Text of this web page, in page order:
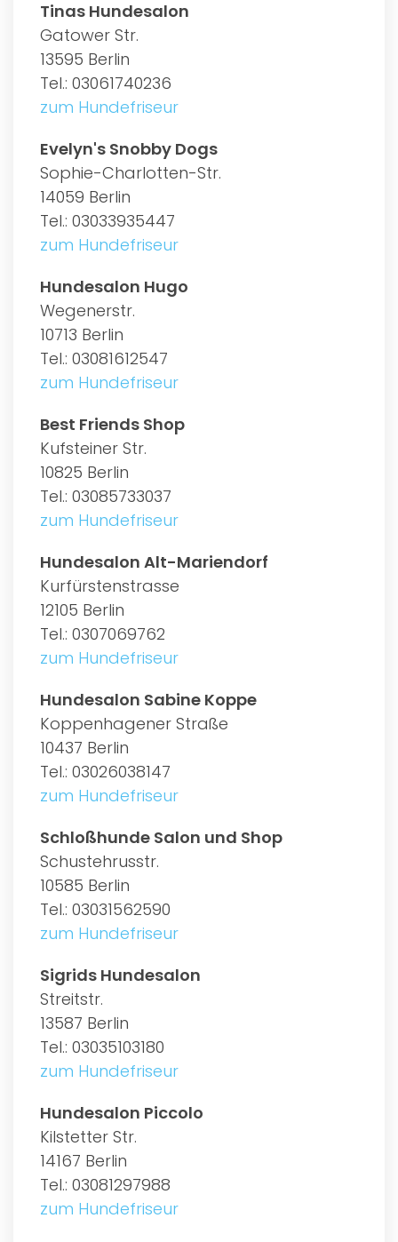
Tinas Hundesalon
Gatower Str.
13595 Berlin
Tel.: 03061740236
zum Hundefriseur
Evelyn's Snobby Dogs
Sophie-Charlotten-Str.
14059 Berlin
Tel.: 03033935447
zum Hundefriseur
Hundesalon Hugo
Wegenerstr.
10713 Berlin
Tel.: 03081612547
zum Hundefriseur
Best Friends Shop
Kufsteiner Str.
10825 Berlin
Tel.: 03085733037
zum Hundefriseur
Hundesalon Alt-Mariendorf
Kurfürstenstrasse
12105 Berlin
Tel.: 0307069762
zum Hundefriseur
Hundesalon Sabine Koppe
Koppenhagener Straße
10437 Berlin
Tel.: 03026038147
zum Hundefriseur
Schloßhunde Salon und Shop
Schustehrusstr.
10585 Berlin
Tel.: 03031562590
zum Hundefriseur
Sigrids Hundesalon
Streitstr.
13587 Berlin
Tel.: 03035103180
zum Hundefriseur
Hundesalon Piccolo
Kilstetter Str.
14167 Berlin
Tel.: 03081297988
zum Hundefriseur